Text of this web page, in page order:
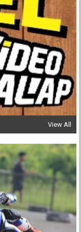
View All